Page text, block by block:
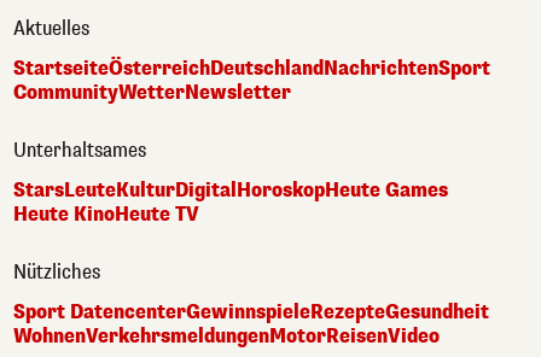
Aktuelles
StartseiteÖsterreichDeutschlandNachrichtenSport
CommunityWetterNewsletter
Unterhaltsames
StarsLeuteKulturDigital HoroskopHeute Games
Heute KinoHeute TV
Nützliches
Sport DatencenterGewinnspieleRezepteGesundheit
WohnenVerkehrsmeldungenMotorReisenVideo